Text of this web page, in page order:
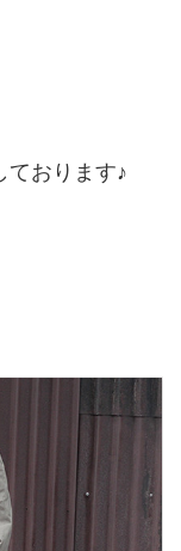
ております♪